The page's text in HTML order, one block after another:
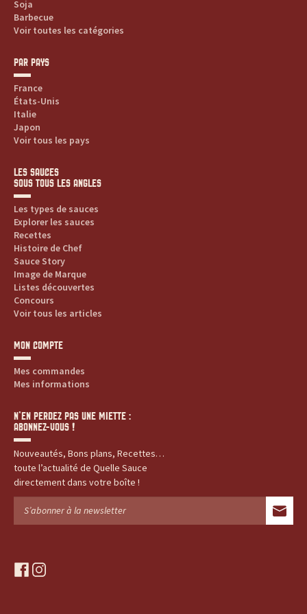
Soja
Barbecue
Voir toutes les catégories
PAR PAYS
France
États-Unis
Italie
Japon
Voir tous les pays
LES SAUCES
SOUS TOUS LES ANGLES
Les types de sauces
Explorer les sauces
Recettes
Histoire de Chef
Sauce Story
Image de Marque
Listes découvertes
Concours
Voir tous les articles
MON COMPTE
Mes commandes
Mes informations
N’EN PERDEZ PAS UNE MIETTE :
ABONNEZ-VOUS !
Nouveautés, Bons plans, Recettes…
toute l’actualité de Quelle Sauce
directement dans votre boîte !
f